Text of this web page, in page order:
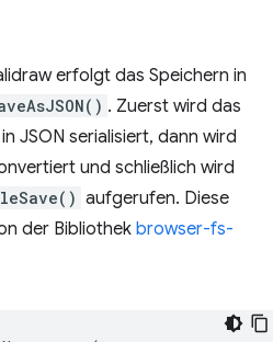
erfolgt das Speichern in
. Zuerst wird das
JSON serialisiert, dann wird
und schließlich wird
aufgerufen. Diese
der Bibliothek browser-fs-